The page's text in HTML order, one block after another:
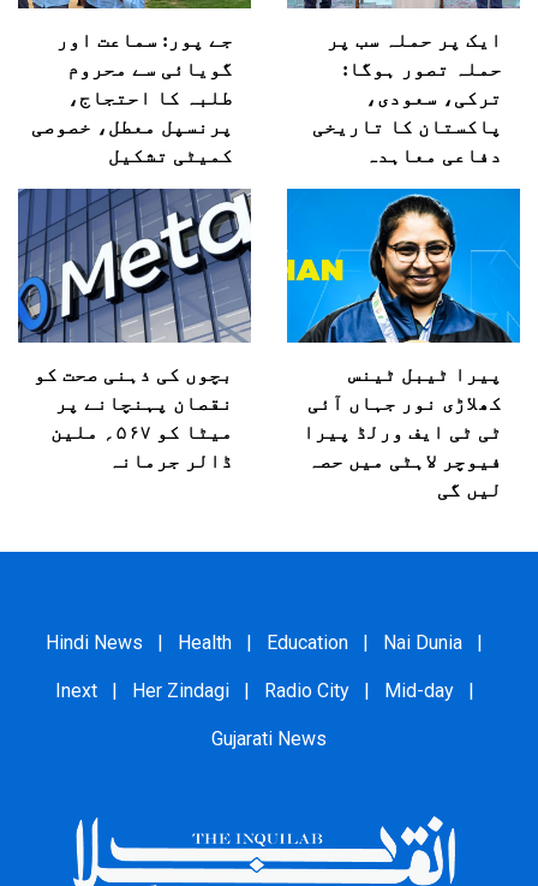
ایک پر حملہ سب پر
حملہ تصور ہوگا:
ترکی، سعودی،
پاکستان کا تاریخی
دفاعی معاہدہ
جے پور: سماعت اور
گویائی سے محروم
طلبہ کا احتجاج،
پرنسپل معطل، خصوصی
کمیٹی تشکیل
پیرا ٹیبل ٹینس
کھلاڑی نور جہاں آئی
ٹی ٹی ایف ورلڈ پیرا
فیوچر لاہٹی میں حصہ
لیں گی
بچوں کی ذہنی صحت کو
نقصان پہنچانے پر
میٹا کو ۵۶۷؍ ملین
ڈالر جرمانہ
Hindi News | Health | Education | Nai Dunia |
Inext | Her Zindagi | Radio City | Mid-day |
Gujarati News